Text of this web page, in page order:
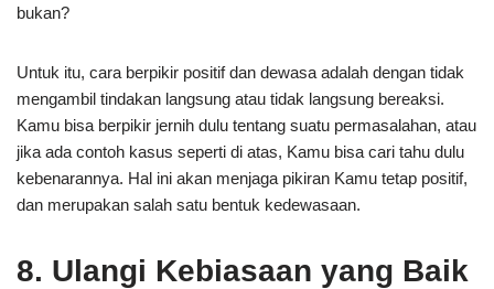
bukan?
Untuk itu, cara berpikir positif dan dewasa adalah dengan tidak
mengambil tindakan langsung atau tidak langsung bereaksi.
Kamu bisa berpikir jernih dulu tentang suatu permasalahan, atau
jika ada contoh kasus seperti di atas, Kamu bisa cari tahu dulu
kebenarannya. Hal ini akan menjaga pikiran Kamu tetap positif,
dan merupakan salah satu bentuk kedewasaan.
8. Ulangi Kebiasaan yang Baik